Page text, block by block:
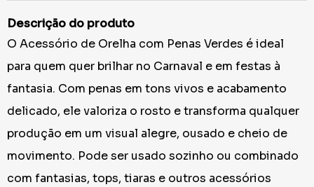
Descrição do produto
O Acessório de Orelha com Penas Verdes é ideal
para quem quer brilhar no Carnaval e em festas à
fantasia. Com penas em tons vivos e acabamento
delicado, ele valoriza o rosto e transforma qualquer
produção em um visual alegre, ousado e cheio de
movimento. Pode ser usado sozinho ou combinado
com fantasias, tops, tiaras e outros acessórios